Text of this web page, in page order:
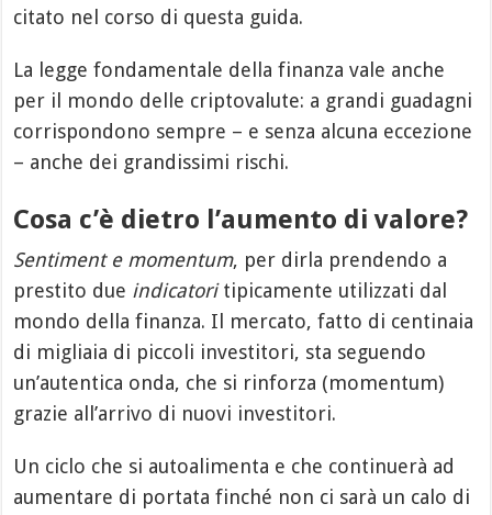
citato nel corso di questa guida.
La legge fondamentale della finanza vale anche
per il mondo delle criptovalute: a grandi guadagni
corrispondono sempre – e senza alcuna eccezione
– anche dei grandissimi rischi.
Cosa c’è dietro l’aumento di valore?
Sentiment e momentum, per dirla prendendo a
prestito due indicatoritipicamente utilizzati dal
mondo della finanza. Il mercato, fatto di centinaia
di migliaia di piccoli investitori, sta seguendo
un’autentica onda, che si rinforza (momentum)
grazie all’arrivo di nuovi investitori.
Un ciclo che si autoalimenta e che continuerà ad
aumentare di portata finché non ci sarà un calo di